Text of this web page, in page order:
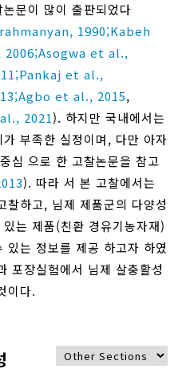
문이 많이 출판되었다
1990;Kabeh
2006;Asogwa et al.,
Pankaj et al.,
Agbo et al., 2015,
2021). 하지만 국내에서는
부족한 실정이며, 다만 아자
심 으로 한 고찰논문을 참고
). 따라 서 본 고찰에서는
찰하고, 님제 제품군의 다양성
는 제품(친환 경유기농자재)
있는 정보를 제공 하고자 하였
포장실험에서 님제 살충활성
이다.